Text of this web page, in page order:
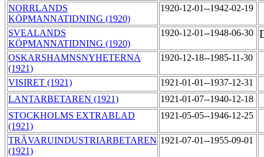
NORRLANDS
KÖPMANNATIDNING (1920)
1920-12-01--1942-02-19
SVEALANDS
KÖPMANNATIDNING (1920)
1920-12-01--1948-06-30
OSKARSHAMNSNYHETERNA
(1921)
1920-12-18--1985-11-30
VISIRET (1921)
1921-01-01--1937-12-31
LANTARBETAREN (1921)
1921-01-07--1940-12-18
STOCKHOLMS EXTRABLAD
(1921)
1921-05-05--1946-12-25
TRÄVARUINDUSTRIARBETAREN
(1921)
1921-07-01--1955-09-01